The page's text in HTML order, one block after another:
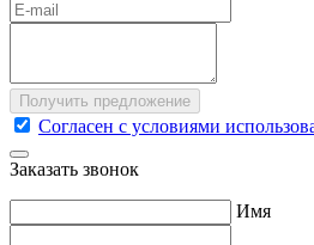
Согласен с условиями
Заказать звонок
Имя